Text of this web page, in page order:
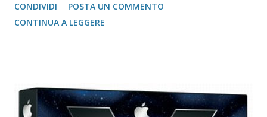
Mozilla FireFox / Thunderbird / FileZilla Portable FireFox
Download localizzati FireFox Portable - Pagina download
copia gratuita per 1 anno Adobe Reader Get Adobe Acrobat
e Adobe Reader Cartella tutte le versioni Adobe Reader da
CONDIVIDI
POSTA UN COMMENTO
CONTINUA A LEGGERE